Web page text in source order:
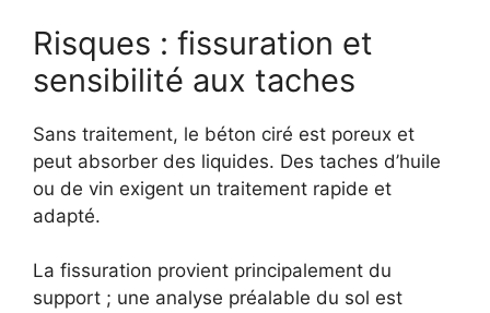
Risques : fissuration et
sensibilité aux taches
Sans traitement, le béton ciré est poreux et
peut absorber des liquides. Des taches d’huile
ou de vin exigent un traitement rapide et
adapté.
La fissuration provient principalement du
support ; une analyse préalable du sol est